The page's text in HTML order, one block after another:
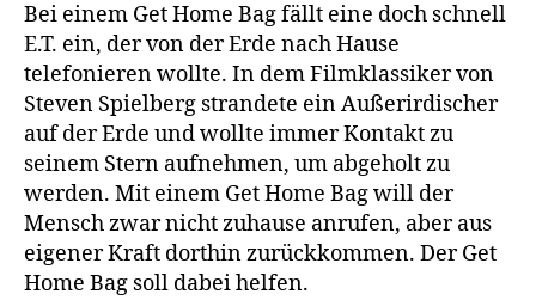
Bei einem Get Home Bag fällt eine doch schnell
E.T. ein, der von der Erde nach Hause
telefonieren wollte. In dem Filmklassiker von
Steven Spielberg strandete ein Außerirdischer
auf der Erde und wollte immer Kontakt zu
seinem Stern aufnehmen, um abgeholt zu
werden. Mit einem Get Home Bag will der
Mensch zwar nicht zuhause anrufen, aber aus
eigener Kraft dorthin zurückkommen. Der Get
Home Bag soll dabei helfen.